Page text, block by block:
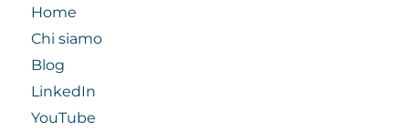
Home
Chi siamo
Blog
LinkedIn
YouTube